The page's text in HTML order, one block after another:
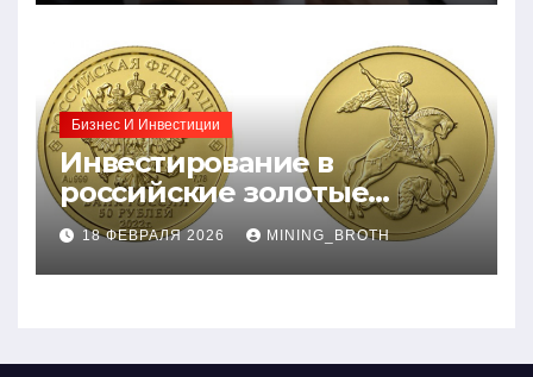
Бизнес И Инвестиции
Инвестирование в
российские золотые
монеты: подробное
руководство
18 ФЕВРАЛЯ 2026 MINING_BROTH